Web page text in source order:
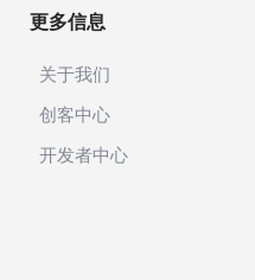
更多信息
关于我们
创客中心
开发者中心